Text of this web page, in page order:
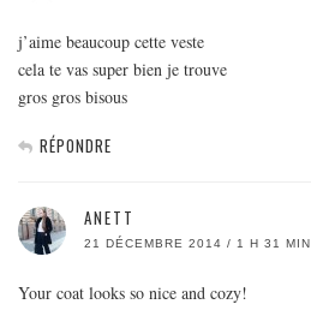
j’aime beaucoup cette veste
cela te vas super bien je trouve
gros gros bisous
RÉPONDRE
ANETT
21 DÉCEMBRE 2014 / 1 H 31 MIN
Your coat looks so nice and cozy!